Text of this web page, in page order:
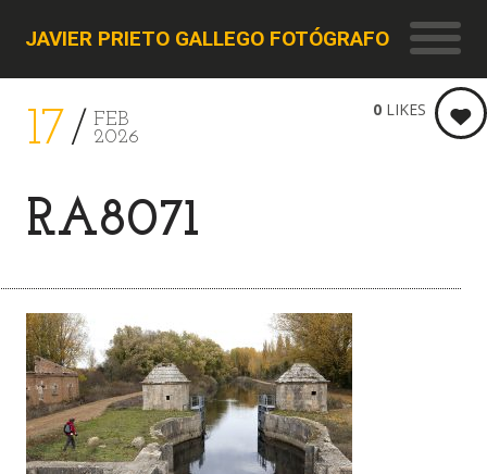
JAVIER PRIETO GALLEGO FOTÓGRAFO
17
FEB
2026
RA8071
0 LIKES